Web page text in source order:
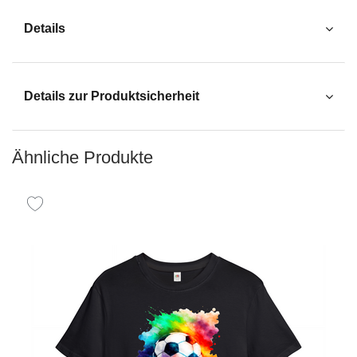
Details
Details zur Produktsicherheit
Ähnliche Produkte